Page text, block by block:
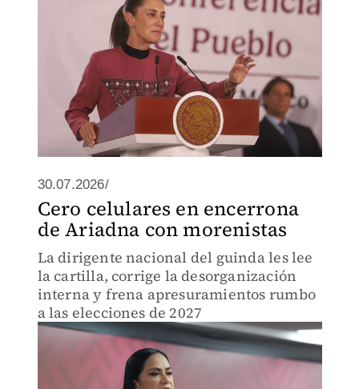
30.07.2026/
Cero celulares en encerrona
de Ariadna con morenistas
La dirigente nacional del guinda les lee
la cartilla, corrige la desorganización
interna y frena apresuramientos rumbo
a las elecciones de 2027